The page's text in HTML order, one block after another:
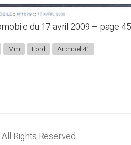
du 17 avril 2009 – page 45
Mini Ford Archipel 41
Rights Reserved